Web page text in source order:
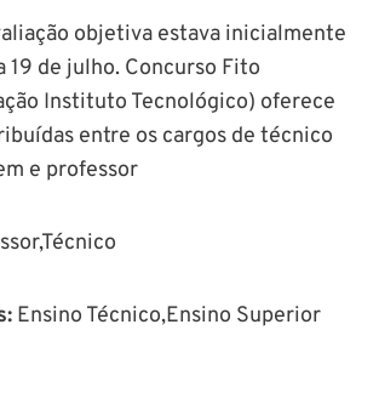
objetiva estava inicialmente
19 de julho. Concurso Fito
Instituto Tecnológico) oferece
entre os cargos de técnico
e professor
Ensino Técnico,Ensino Superior